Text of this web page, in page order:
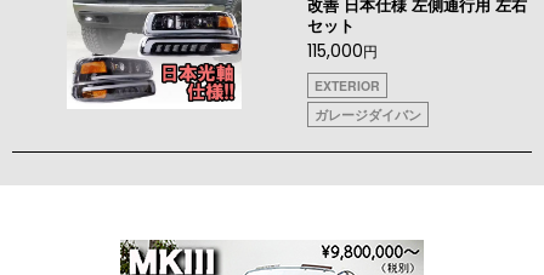
セット
115,000円
EXTERIOR
ガレージダイバン